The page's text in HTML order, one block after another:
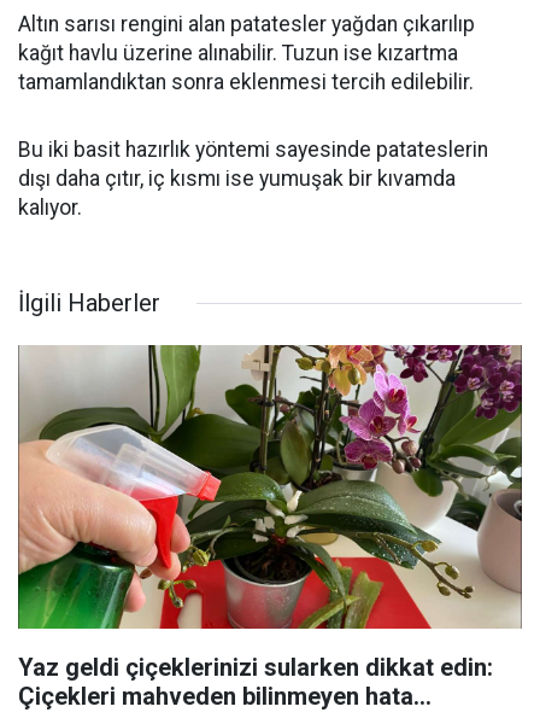
Altın sarısı rengini alan patatesler yağdan çıkarılıp
kağıt havlu üzerine alınabilir. Tuzun ise kızartma
tamamlandıktan sonra eklenmesi tercih edilebilir.
Bu iki basit hazırlık yöntemi sayesinde patateslerin
dışı daha çıtır, iç kısmı ise yumuşak bir kıvamda
kalıyor.
İlgili Haberler
Yaz geldi çiçeklerinizi sularken dikkat edin:
Çiçekleri mahveden bilinmeyen hata...